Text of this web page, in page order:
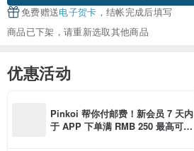
免费赠送电子贺卡 ，结帐完成后填写
商品已下架，请重新选取其他商品
优惠活动
Pinkoi 帮你付邮费！新会员 7 天内
于 APP 下单满 RMB 250 最高可折